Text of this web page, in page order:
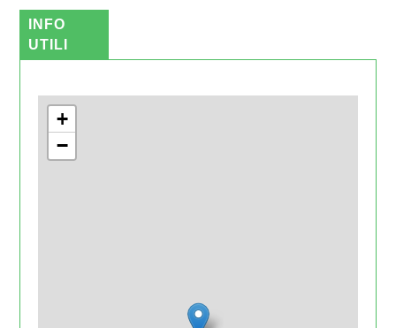
INFO
UTILI
+
−